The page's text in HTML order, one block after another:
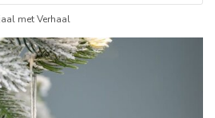
met Verhaal